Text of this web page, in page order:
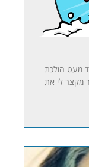
מעט הולכת
מקצר לי את